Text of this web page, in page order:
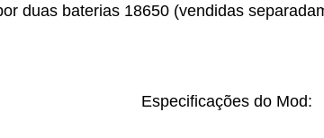
duas baterias 18650 (vendidas
Especificações do Mod: